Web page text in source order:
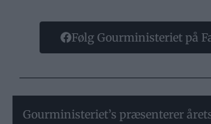
Følg Gourministeriet på
Gourministeriet’s præsenterer